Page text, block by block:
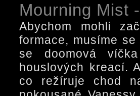
Mourning Mist
Abychom mohli
formace, musíme
se doomová
houslových kreací.
co režíruje chod